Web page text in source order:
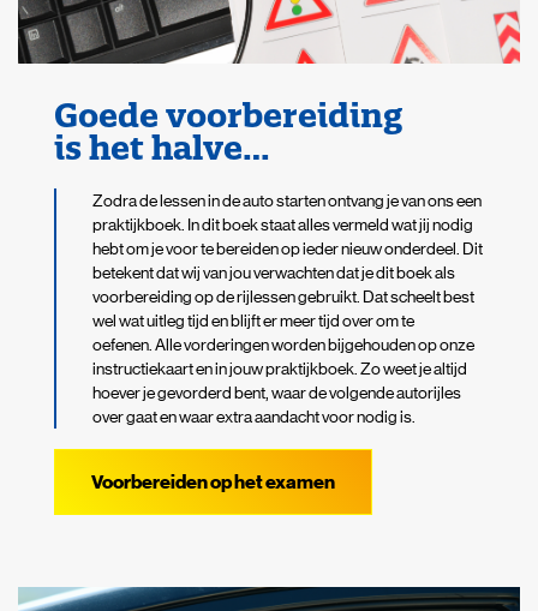
Zoeken naar
Goede voorbereiding
is het halve…
Zodra de lessen in de auto starten ontvang je van ons een
praktijkboek. In dit boek staat alles vermeld wat jij nodig
hebt om je voor te bereiden op ieder nieuw onderdeel. Dit
betekent dat wij van jou verwachten dat je dit boek als
voorbereiding op de rijlessen gebruikt. Dat scheelt best
wel wat uitleg tijd en blijft er meer tijd over om te
oefenen. Alle vorderingen worden bijgehouden op onze
instructiekaart en in jouw praktijkboek. Zo weet je altijd
hoever je gevorderd bent, waar de volgende autorijles
over gaat en waar extra aandacht voor nodig is.
Voorbereiden op het examen